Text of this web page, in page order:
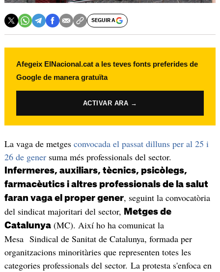
SEGUIR A
Afegeix ElNacional.cat a les teves fonts preferides de
Google de manera gratuïta
ACTIVAR ARA →
La vaga de metgesconvocada el passat dilluns per al 25 i
26 de genersuma més professionals del sector.
Infermeres, auxiliars, tècnics, psicòlegs,
farmacèutics i altres professionals de la salut
faran vaga el proper gener, seguint la convocatòria
del sindicat majoritari del sector, Metges de
Catalunya(MC). Així ho ha comunicat la
Mesa Sindical de Sanitat de Catalunya, formada per
organitzacions minoritàries que representen totes les
categories professionals del sector. La protesta s'enfoca en